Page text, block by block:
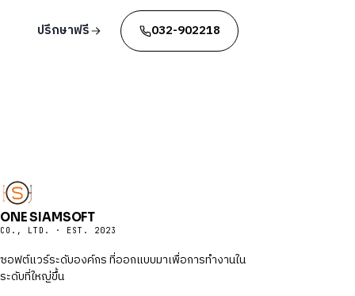
ปรึกษาฟรี 032-902218
ONE SIAMSOFT
CO., LTD. · EST. 2023
ซอฟต์แวร์ระดับองค์กร ที่ออกแบบมาเพื่อการทำงานใน
ระดับที่ใหญ่ขึ้น